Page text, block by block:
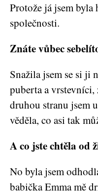
Protože já jsem byla
společnosti.
Znáte vůbec
Snažila jsem se si ji
puberta a vrstevníci,
druhou stranu jsem
věděla, co asi tak
A co jste chtěla od
No byla jsem
babička Emma mě